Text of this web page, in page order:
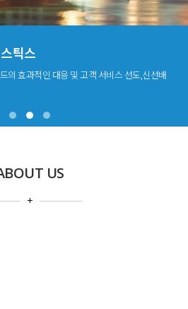
틱스
의 효과적인 대응 및 고객 서비스 선도,신선배
US
+